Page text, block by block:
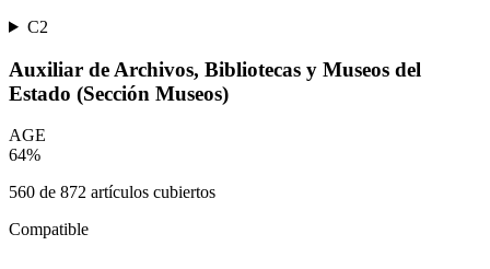
C2
Auxiliar de Archivos, Bibliotecas y Museos del
Estado (Sección Museos)
AGE
64%
560 de 872 artículos cubiertos
Compatible